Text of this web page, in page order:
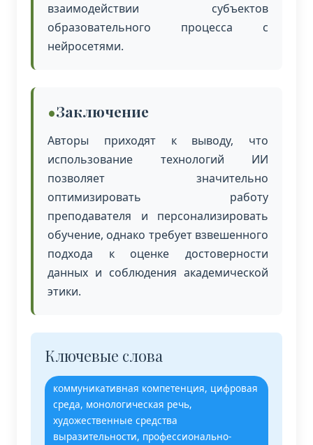
взаимодействии субъектов
образовательного процесса с
нейросетями.
Заключение
Авторы приходят к выводу, что
использование технологий ИИ
позволяет значительно
оптимизировать работу
преподавателя и персонализировать
обучение, однако требует взвешенного
подхода к оценке достоверности
данных и соблюдения академической
этики.
Ключевые слова
коммуникативная компетенция, цифровая
среда, монологическая речь,
художественные средства
выразительности, профессионально-